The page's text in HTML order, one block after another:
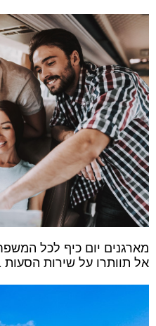
מארגנים יום כיף לכל
אל תוותרו על שירות הסעות